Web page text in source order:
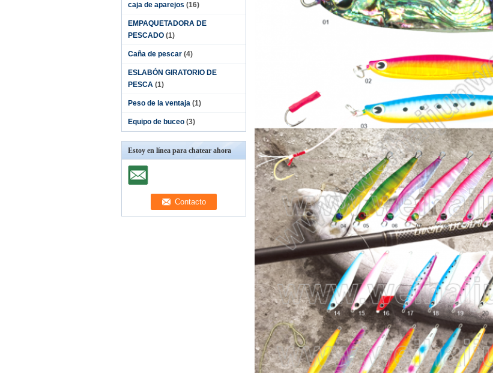
caja de aparejos (16)
EMPAQUETADORA DE
PESCADO (1)
Caña de pescar (4)
ESLABÓN GIRATORIO DE
PESCA (1)
Peso de la ventaja (1)
Equipo de buceo (3)
Estoy en línea para chatear ahora